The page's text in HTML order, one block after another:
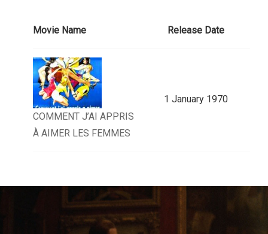
Movie Name Release Date
COMMENT J’AI APPRIS
À AIMER LES FEMMES
1 January 1970